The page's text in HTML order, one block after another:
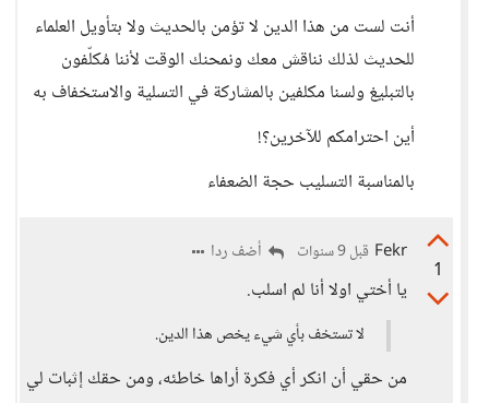
أنت لست من هذا الدين لا تؤمن بالحديث ولا بتأويل العلماء
للحديث لذلك نناقش معك ونمحنك الوقت لأننا مُكلّفون
بالتبليغ ولسنا مكلفين بالمشاركة في التسلية والاستخفاف به
أين احترامكم للآخرين؟!
بالمناسبة التسليب حجة الضعفاء
1
Fekr قبل 9 سنوات أضف ردا
يا أختي اولا أنا لم اسلب.
لا تستخف بأي شيء يخص هذا الدين.
من حقي أن انكر أي فكرة أراها خاطئه، ومن حقك إثبات لي